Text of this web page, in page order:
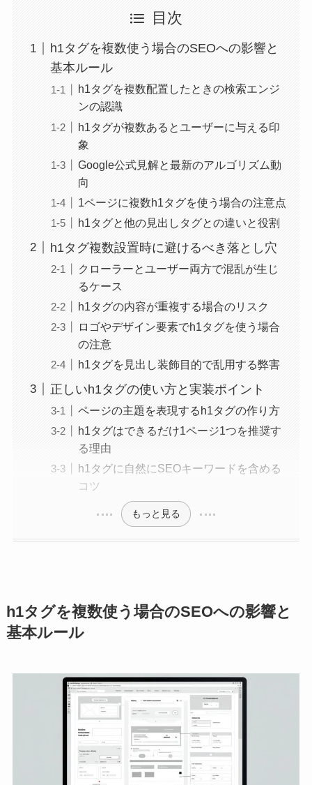
目次
h1タグを複数使う場合のSEOへの影響と
基本ルール
h1タグを複数配置したときの検索エンジ
ンの認識
h1タグが複数あるとユーザーに与える印
象
Google公式見解と最新のアルゴリズム動
向
1ページに複数h1タグを使う場合の注意点
h1タグと他の見出しタグとの違いと役割
h1タグ複数設置時に避けるべき落とし穴
クローラーとユーザー両方で混乱が生じ
るケース
h1タグの内容が重複する場合のリスク
ロゴやデザイン要素でh1タグを使う場合
の注意
h1タグを見出し装飾目的で乱用する弊害
正しいh1タグの使い方と実装ポイント
ページの主題を表現するh1タグの作り方
h1タグはできるだけ1ページ1つを推奨す
る理由
h1タグに自然にSEOキーワードを含める
コツ
もっと見る
h1タグを複数使う場合のSEOへの影響と
基本ルール